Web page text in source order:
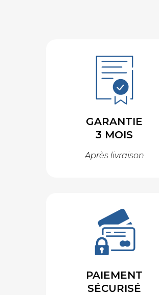
GARANTIE
3 MOIS
Après livraison
PAIEMENT
SÉCURISÉ